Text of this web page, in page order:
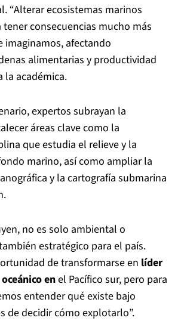
“Alterar ecosistemas marinos
consecuencias mucho más
imaginamos, afectando
alimentarias y productividad
la académica.
expertos subrayan la
áreas clave como la
que estudia el relieve y la
marino, así como ampliar la
y la cartografía submarina
no es solo ambiental o
estratégico para el país.
de transformarse en líder
enel Pacífico sur, pero para
entender qué existe bajo
de decidir cómo explotarlo”.